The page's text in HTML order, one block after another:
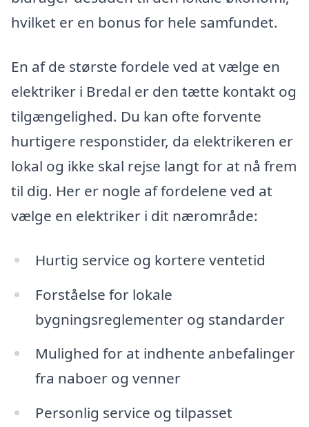
hvilket er en bonus for hele samfundet.
En af de største fordele ved at vælge en
elektriker i Bredal er den tætte kontakt og
tilgængelighed. Du kan ofte forvente
hurtigere responstider, da elektrikeren er
lokal og ikke skal rejse langt for at nå frem
til dig. Her er nogle af fordelene ved at
vælge en elektriker i dit nærområde:
Hurtig service og kortere ventetid
Forståelse for lokale
bygningsreglementer og standarder
Mulighed for at indhente anbefalinger
fra naboer og venner
Personlig service og tilpasset